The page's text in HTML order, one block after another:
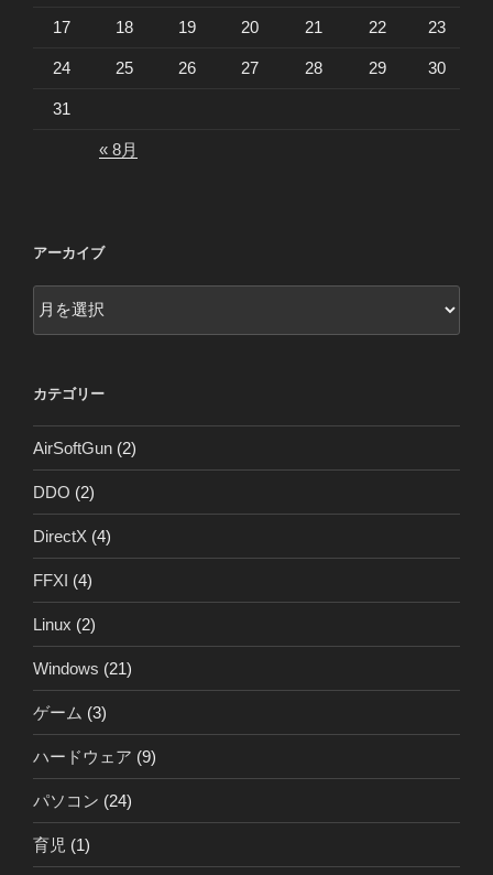
17 18 19 20 21 22 23
24 25 26 27 28 29 30
31
« 8月
アーカイブ
ー
ブ
カテゴリー
AirSoftGun (2)
DDO (2)
DirectX (4)
FFXI (4)
Linux (2)
Windows (21)
ゲーム (3)
ハードウェア (9)
パソコン (24)
育児 (1)